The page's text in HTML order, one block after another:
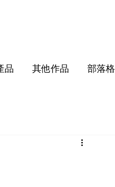
品 其他作品 部落格